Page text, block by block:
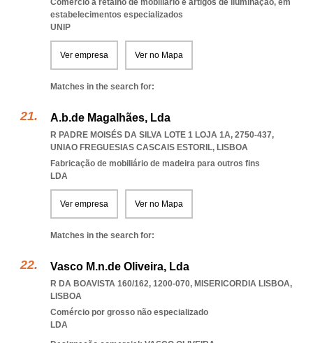
Comércio a retalho de mobiliário e artigos de iluminação, em
estabelecimentos especializados
UNIP
Ver empresa Ver no Mapa
Matches in the search for:
A.b.de Magalhães, Lda
R PADRE MOISÉS DA SILVA LOTE 1 LOJA 1A, 2750-437,
UNIAO FREGUESIAS CASCAIS ESTORIL, LISBOA
Fabricação de mobiliário de madeira para outros fins
LDA
Ver empresa Ver no Mapa
Matches in the search for:
Vasco M.n.de Oliveira, Lda
R DA BOAVISTA 160/162, 1200-070, MISERICORDIA LISBOA,
LISBOA
Comércio por grosso não especializado
LDA